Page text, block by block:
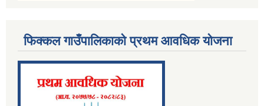
फिक्कल गाउँपालिकाको प्रथम आवधिक योजना